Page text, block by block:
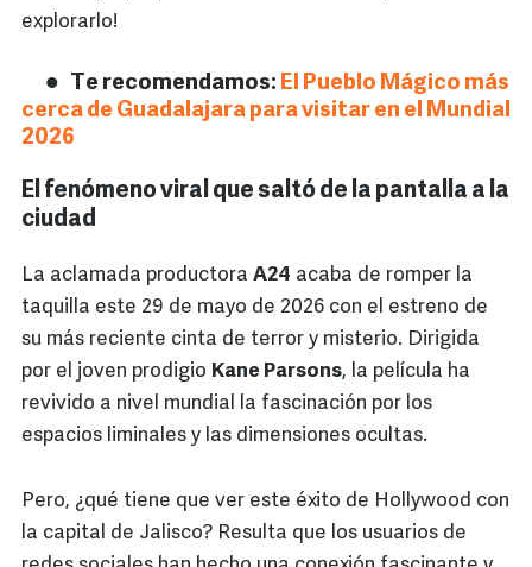
explorarlo!
Te recomendamos: El Pueblo Mágico más
cerca de Guadalajara para visitar en el Mundial
2026
El fenómeno viral que saltó de la pantalla a la
ciudad
La aclamada productora A24 acaba de romper la
taquilla este 29 de mayo de 2026 con el estreno de
su más reciente cinta de terror y misterio. Dirigida
por el joven prodigio Kane Parsons, la película ha
revivido a nivel mundial la fascinación por los
espacios liminales y las dimensiones ocultas.
Pero, ¿qué tiene que ver este éxito de Hollywood con
la capital de Jalisco? Resulta que los usuarios de